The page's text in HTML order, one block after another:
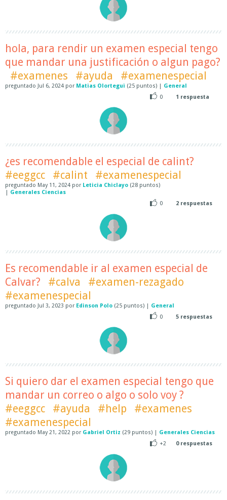
hola, para rendir un examen especial tengo
que mandar una justificación o algun pago?
#examenes
#ayuda #examenespecial
preguntado Jul 6, 2024 por Matias Olortegui (25 puntos) | General
0
1 respuesta
¿es recomendable el especial de calint?
#eeggcc
#calint #examenespecial
preguntado May 11, 2024 por Leticia Chiclayo (28 puntos)
| Generales Ciencias
0
2 respuestas
Es recomendable ir al examen especial de
Calvar?
#calva
#examen-rezagado
#examenespecial
preguntado Jul 3, 2023 por Edinson Polo (25 puntos) | General
0
5 respuestas
Si quiero dar el examen especial tengo que
mandar un correo o algo o solo voy ?
#eeggcc
#ayuda #help
#examenes
#examenespecial
preguntado May 21, 2022 por Gabriel Ortiz (29 puntos) | Generales Ciencias
+2
0respuestas